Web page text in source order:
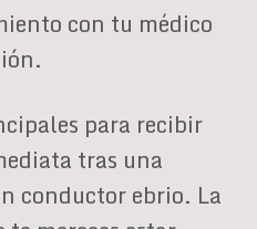
con tu médico
para recibir
tras una
conductor ebrio. La